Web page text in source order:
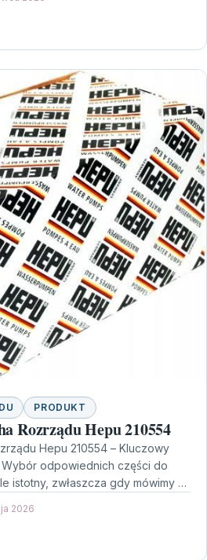
PRODUKT
Rozrządu Hepu 210554
Hepu 210554 – Kluczowy
odpowiednich części do
istotny, zwłaszcza gdy mówimy o
2026